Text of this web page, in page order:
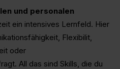
und personalen
ein intensives Lernfeld. Hier
Flexibilit,
oder
All das sind Skills, die du